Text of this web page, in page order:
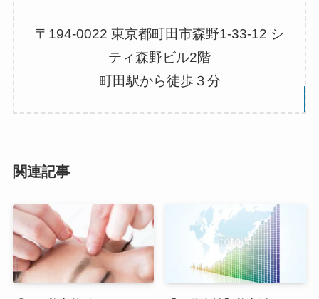
〒194-0022 東京都町田市森野1-33-12 シ
ティ森野ビル2階
町田駅から徒歩３分
関連記事